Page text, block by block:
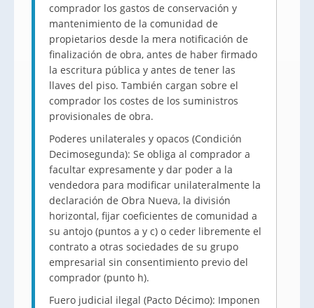
comprador los gastos de conservación y
mantenimiento de la comunidad de
propietarios desde la mera notificación de
finalización de obra, antes de haber firmado
la escritura pública y antes de tener las
llaves del piso. También cargan sobre el
comprador los costes de los suministros
provisionales de obra.
Poderes unilaterales y opacos (Condición
Decimosegunda): Se obliga al comprador a
facultar expresamente y dar poder a la
vendedora para modificar unilateralmente la
declaración de Obra Nueva, la división
horizontal, fijar coeficientes de comunidad a
su antojo (puntos a y c) o ceder libremente el
contrato a otras sociedades de su grupo
empresarial sin consentimiento previo del
comprador (punto h).
Fuero judicial ilegal (Pacto Décimo): Imponen